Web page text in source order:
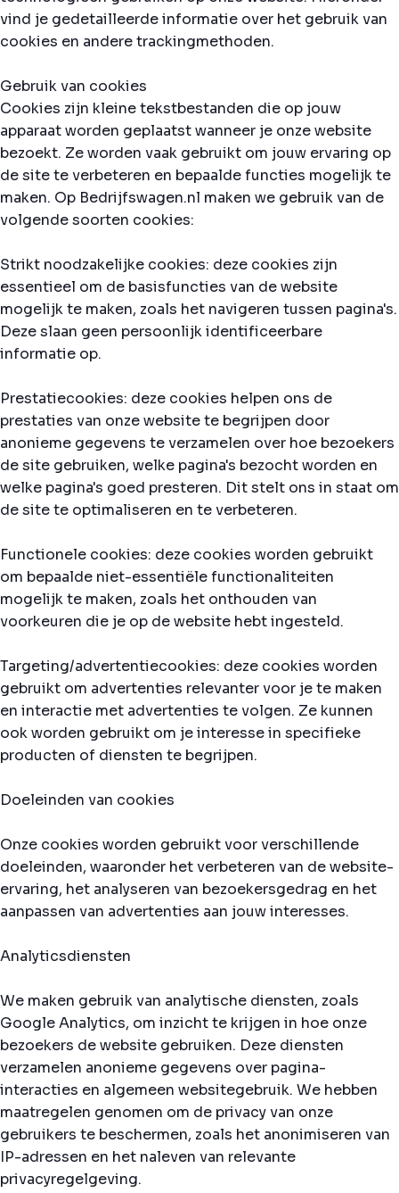
vind je gedetailleerde informatie over het gebruik van
cookies en andere trackingmethoden.
Gebruik van cookies
Cookies zijn kleine tekstbestanden die op jouw
apparaat worden geplaatst wanneer je onze website
bezoekt. Ze worden vaak gebruikt om jouw ervaring op
de site te verbeteren en bepaalde functies mogelijk te
maken. Op Bedrijfswagen.nl maken we gebruik van de
volgende soorten cookies:
Strikt noodzakelijke cookies: deze cookies zijn
essentieel om de basisfuncties van de website
mogelijk te maken, zoals het navigeren tussen pagina's.
Deze slaan geen persoonlijk identificeerbare
informatie op.
Prestatiecookies: deze cookies helpen ons de
prestaties van onze website te begrijpen door
anonieme gegevens te verzamelen over hoe bezoekers
de site gebruiken, welke pagina's bezocht worden en
welke pagina's goed presteren. Dit stelt ons in staat om
de site te optimaliseren en te verbeteren.
Functionele cookies: deze cookies worden gebruikt
om bepaalde niet-essentiële functionaliteiten
mogelijk te maken, zoals het onthouden van
voorkeuren die je op de website hebt ingesteld.
Targeting/advertentiecookies: deze cookies worden
gebruikt om advertenties relevanter voor je te maken
en interactie met advertenties te volgen. Ze kunnen
ook worden gebruikt om je interesse in specifieke
producten of diensten te begrijpen.
Doeleinden van cookies
Onze cookies worden gebruikt voor verschillende
doeleinden, waaronder het verbeteren van de website-
ervaring, het analyseren van bezoekersgedrag en het
aanpassen van advertenties aan jouw interesses.
Analyticsdiensten
We maken gebruik van analytische diensten, zoals
Google Analytics, om inzicht te krijgen in hoe onze
bezoekers de website gebruiken. Deze diensten
verzamelen anonieme gegevens over pagina-
interacties en algemeen websitegebruik. We hebben
maatregelen genomen om de privacy van onze
gebruikers te beschermen, zoals het anonimiseren van
IP-adressen en het naleven van relevante
privacyregelgeving.